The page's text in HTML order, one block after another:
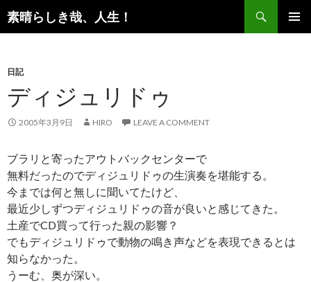
素晴らしき哉、人生！
Search
日記
ディジュリドゥ
2005年3月9日 HIRO LEAVE A COMMENT
ブラリと寄ったアウトバックセンターで
無料だったのでディジュリドゥの生演奏を堪能する。
今までは何と無しに聞いてたけど、
最近少しずつディジュリドゥの音が良いと感じてきた。
土産でCD買って行った親の影響？
でもディジュリドゥで動物の鳴き声などを表現できるとは
知らなかった。
うーむ、奥が深い。